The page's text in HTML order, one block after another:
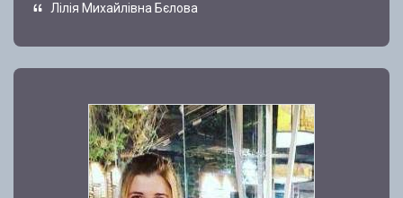
Лілія Михайлівна Бєлова